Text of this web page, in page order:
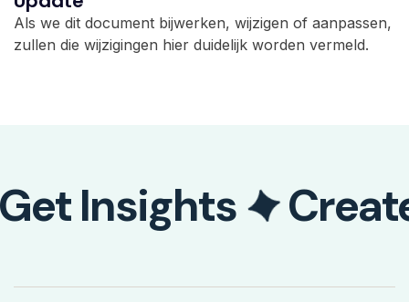
Als we dit document bijwerken, wijzigen of aanpassen,
zullen die wijzigingen hier duidelijk worden vermeld.
Insights